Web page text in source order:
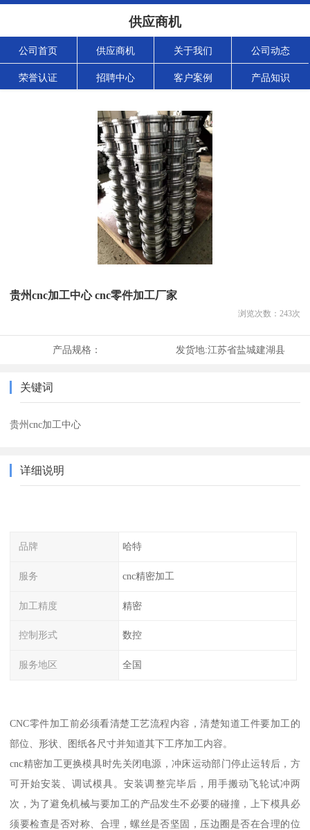
供应商机
公司首页 供应商机 关于我们 公司动态
荣誉认证 招聘中心 客户案例 产品知识
贵州cnc加工中心 cnc零件加工厂家
浏览次数： 243次
产品规格： 发货地:江苏省盐城建湖县
关键词
贵州cnc加工中心
详细说明
品牌 哈特
服务 cnc精密加工
加工精度 精密
控制形式 数控
服务地区 全国
CNC零件加工前必须看清楚工艺流程内容，清楚知道工件要加工的
部位、形状、图纸各尺寸并知道其下工序加工内容。
cnc精密加工更换模具时先关闭电源，冲床运动部门停止运转后，方
可开始安装、调试模具。安装调整完毕后，用手搬动飞轮试冲两
次，为了避免机械与要加工的产品发生不必要的碰撞，上下模具必
须要检查是否对称、合理，螺丝是否坚固，压边圈是否在合理的位